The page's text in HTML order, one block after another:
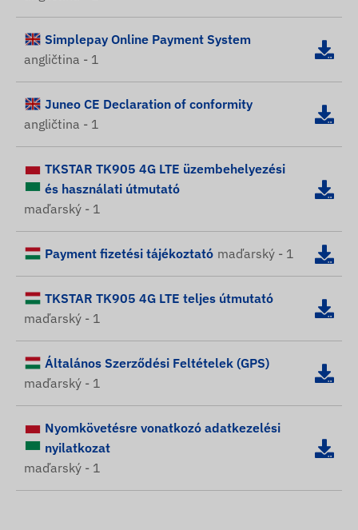
Simplepay Online Payment System
angličtina - 1
Juneo CE Declaration of conformity
angličtina - 1
TKSTAR TK905 4G LTE üzembehelyezési
és használati útmutató
maďarský - 1
Payment fizetési tájékoztató maďarský - 1
TKSTAR TK905 4G LTE teljes útmutató
maďarský - 1
Általános Szerződési Feltételek (GPS)
maďarský - 1
Nyomkövetésre vonatkozó adatkezelési
nyilatkozat
maďarský - 1